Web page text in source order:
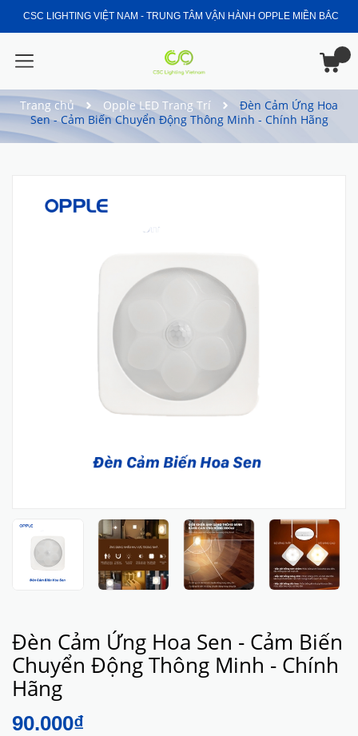
CSC LIGHTING VIỆT NAM - TRUNG TÂM VẬN HÀNH OPPLE MIỀN BẮC
Trang chủ Opple LED Trang Trí
Đèn Cảm Ứng Hoa
Sen - Cảm Biến Chuyển Động Thông Minh - Chính Hãng
Đèn Cảm Ứng Hoa Sen - Cảm Biến
Chuyển Động Thông Minh - Chính
Hãng
90.000₫